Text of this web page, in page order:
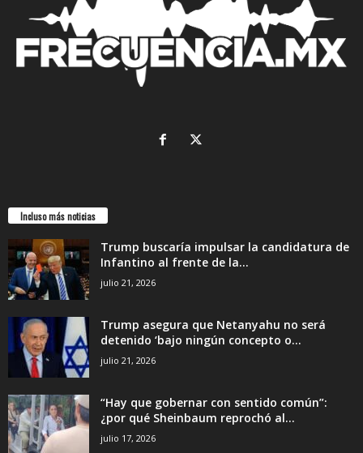
Incluso más noticias
Trump buscaría impulsar la candidatura de
Infantino al frente de la...
julio 21, 2026
Trump asegura que Netanyahu no será
detenido ‘bajo ningún concepto o...
julio 21, 2026
“Hay que gobernar con sentido común”:
¿por qué Sheinbaum reprochó al...
julio 17, 2026